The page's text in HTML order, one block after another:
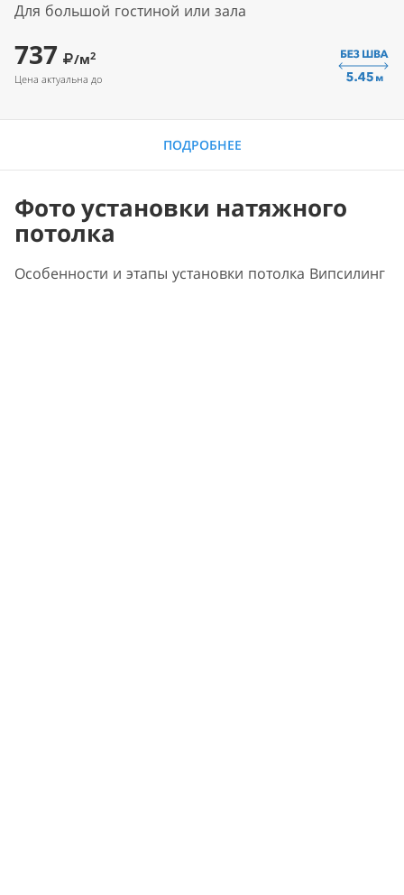
Для большой гостиной или зала
737 /м2
Цена актуальна до
ПОДРОБНЕЕ
Фото установки натяжного
потолка
Особенности и этапы установки потолка Випсилинг